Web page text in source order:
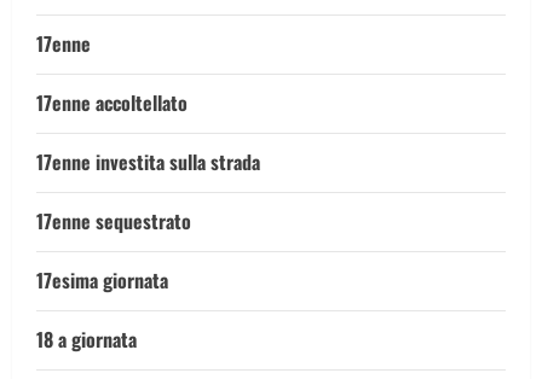
17enne
17enne accoltellato
17enne investita sulla strada
17enne sequestrato
17esima giornata
18 a giornata